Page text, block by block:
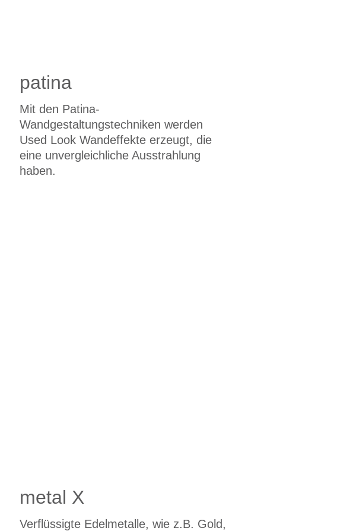
patina
Mit den Patina-
Wandgestaltungstechniken werden
Used Look Wandeffekte erzeugt, die
eine unvergleichliche Ausstrahlung
haben.
metal X
Verflüssigte Edelmetalle, wie z.B. Gold,